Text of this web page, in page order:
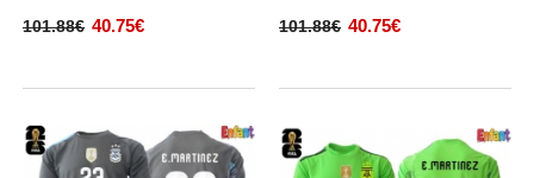
101.88€ 40.75€ 101.88€ 40.75€